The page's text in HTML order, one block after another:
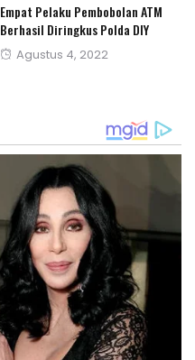
Empat Pelaku Pembobolan ATM
Berhasil Diringkus Polda DIY
Posted
Agustus 4, 2022